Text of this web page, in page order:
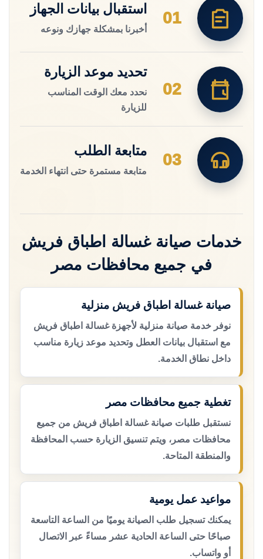
01
استقبال بيانات الجهاز
أخبرنا بمشكلة جهازك ونوعه
02
تحديد موعد الزيارة
نحدد معك الوقت المناسب
للزيارة
03
متابعة الطلب
متابعة مستمرة حتى انتهاء الخدمة
خدمات صيانة غسالة اطباق فريش
في جميع محافظات مصر
صيانة غسالة اطباق فريش منزلية
نوفر خدمة صيانة منزلية لأجهزة غسالة اطباق فريش
مع استقبال بيانات العطل وتحديد موعد زيارة مناسب
داخل نطاق الخدمة.
تغطية جميع محافظات مصر
نستقبل طلبات صيانة غسالة اطباق فريش من جميع
محافظات مصر، ويتم تنسيق الزيارة حسب المحافظة
والمنطقة المتاحة.
مواعيد عمل يومية
يمكنك تسجيل طلب الصيانة يوميًا من الساعة التاسعة
صباحًا حتى الساعة الحادية عشر مساءً عبر الاتصال
أو واتساب.